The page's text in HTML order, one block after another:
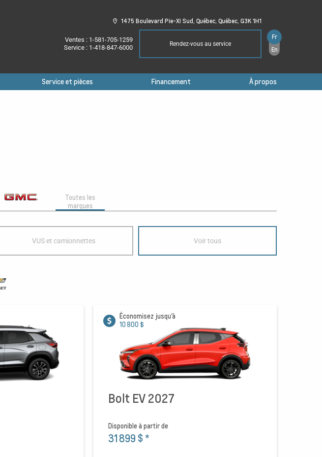
1475 Boulevard Pie-XI Sud, Québec, Québec, G3K 1H1
Ventes : 1-581-705-1259
Service : 1-418-847-6000 Rendez-vous au service
Fr
En
Service et pièces Financement À propos
Toutes les
marques
VUS et camionnettes Voir tous
Économisez jusqu'à
10 800 $
Bolt EV 2027
Disponible à partir de
31 899 $*